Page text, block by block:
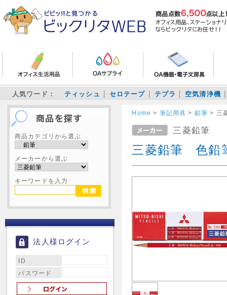
人気ワード： ティッシュ セロテープ テプラ 空気清浄機
商品カテゴリから選ぶ
メーカーから選ぶ
キーワードを入力
法人様ログイン
ID
パスワード
Home > 筆記用具 > 鉛筆 > 三
三菱鉛筆
三菱鉛筆 色